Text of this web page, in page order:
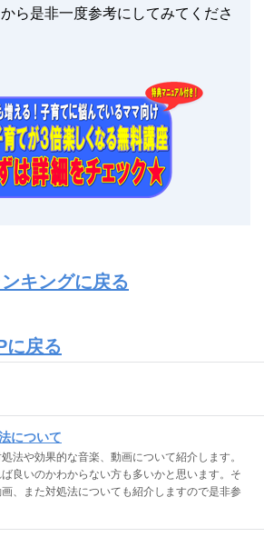
ら是非一度参考にしてみてくださ
キングに戻る
に戻る
について
法や効果的な音楽、動画について紹介します。
良いのかわからない方も多いかと思います。そ
、また対処法についても紹介しますので是非参